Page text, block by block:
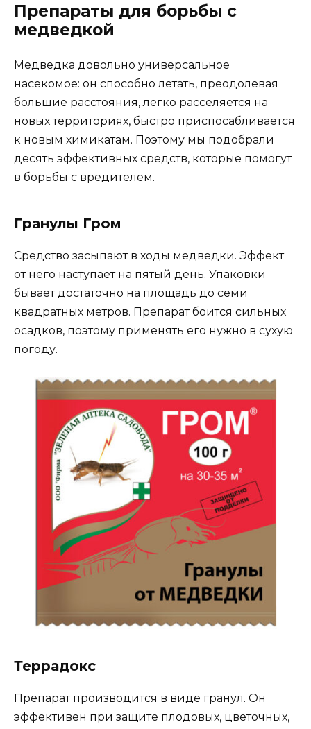
Препараты для борьбы с
медведкой
Медведка довольно универсальное
насекомое: он способно летать, преодолевая
большие расстояния, легко расселяется на
новых территориях, быстро приспосабливается
к новым химикатам. Поэтому мы подобрали
десять эффективных средств, которые помогут
в борьбы с вредителем.
Гранулы Гром
Средство засыпают в ходы медведки. Эффект
от него наступает на пятый день. Упаковки
бывает достаточно на площадь до семи
квадратных метров. Препарат боится сильных
осадков, поэтому применять его нужно в сухую
погоду.
Террадокс
Препарат производится в виде гранул. Он
эффективен при защите плодовых, цветочных,